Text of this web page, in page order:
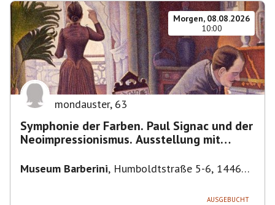
Morgen, 08.08.2026
10:00
mondauster, 63
Symphonie der Farben. Paul Signac und der
Neoimpressionismus. Ausstellung mit
Museum Barberini, Humboldtstraße 5-6, 14467
AUSGEBUCHT